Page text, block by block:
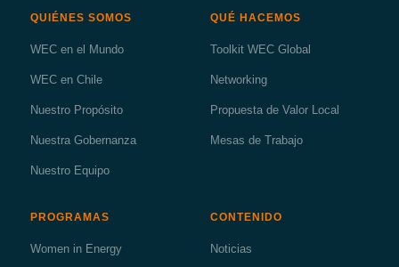
QUIÉNES SOMOS
WEC en el Mundo
WEC en Chile
Nuestro Propósito
Nuestra Gobernanza
Nuestro Equipo
QUÉ HACEMOS
Toolkit WEC Global
Networking
Propuesta de Valor Local
Mesas de Trabajo
PROGRAMAS
Women in Energy
CONTENIDO
Noticias